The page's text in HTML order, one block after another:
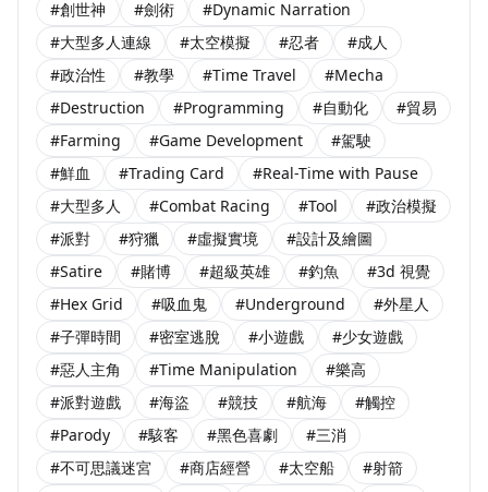
#創世神
#劍術
#Dynamic Narration
#大型多人連線
#太空模擬 #忍者
#成人
#政治性
#教學 #Time Travel
#Mecha
#Destruction
#Programming #自動化
#貿易
#Farming
#Game Development
#駕駛
#鮮血
#Trading Card
#Real-Time with Pause
#大型多人
#Combat Racing #Tool
#政治模擬
#派對
#狩獵 #虛擬實境
#設計及繪圖
#Satire
#賭博 #超級英雄 #釣魚
#3d 視覺
#Hex Grid
#吸血鬼 #Underground
#外星人
#子彈時間
#密室逃脫 #小遊戲
#少女遊戲
#惡人主角
#Time Manipulation
#樂高
#派對遊戲
#海盜 #競技 #航海
#觸控
#Parody
#駭客 #黑色喜劇
#三消
#不可思議迷宮
#商店經營 #太空船
#射箭